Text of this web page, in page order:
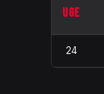
UGE
24